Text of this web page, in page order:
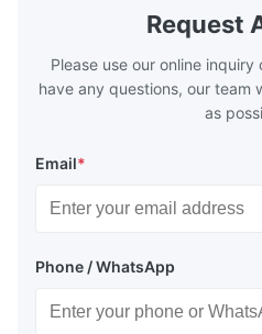
boilers is generally in the
range of 200°C – 250°C, so
Request
Please use our online
have any questions, our team
as
Email*
Phone / WhatsApp